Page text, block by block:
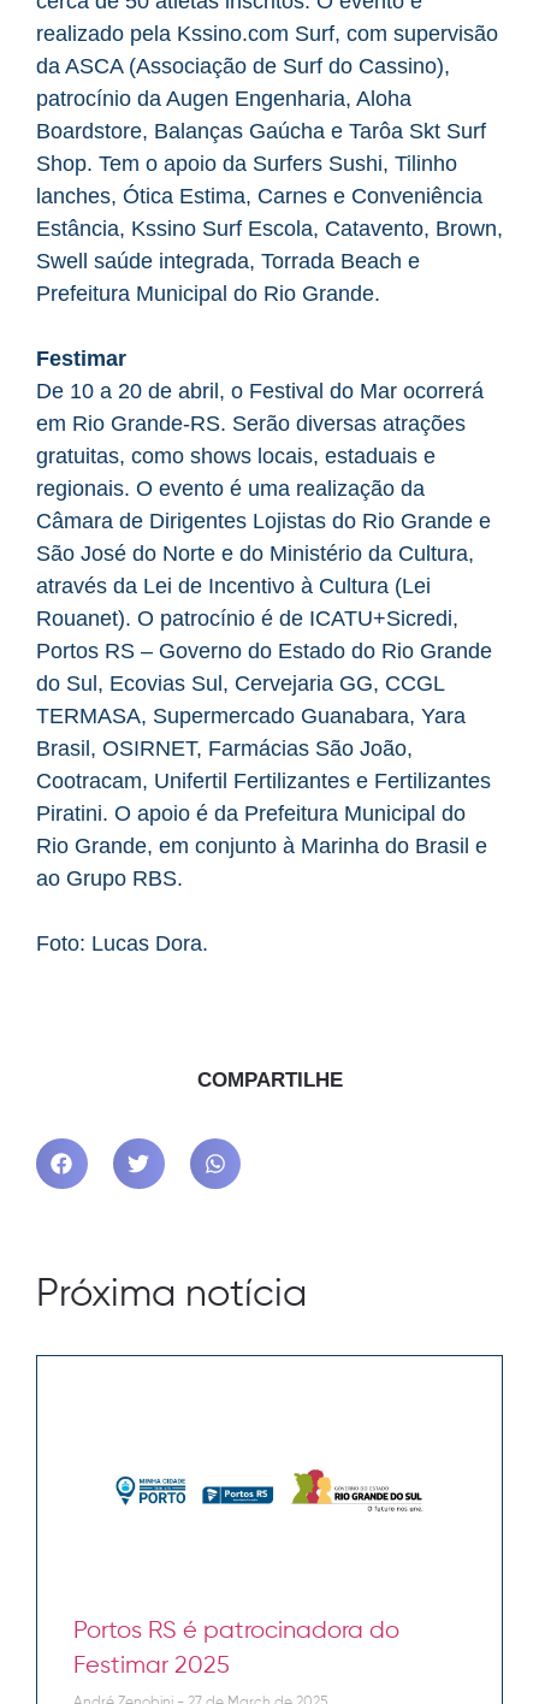
realizado pela Kssino.com Surf, com supervisão
da ASCA (Associação de Surf do Cassino),
patrocínio da Augen Engenharia, Aloha
Boardstore, Balanças Gaúcha e Tarôa Skt Surf
Shop. Tem o apoio da Surfers Sushi, Tilinho
lanches, Ótica Estima, Carnes e Conveniência
Estância, Kssino Surf Escola, Catavento, Brown,
Swell saúde integrada, Torrada Beach e
Prefeitura Municipal do Rio Grande.
Festimar
De 10 a 20 de abril, o Festival do Mar ocorrerá
em Rio Grande-RS. Serão diversas atrações
gratuitas, como shows locais, estaduais e
regionais. O evento é uma realização da
Câmara de Dirigentes Lojistas do Rio Grande e
São José do Norte e do Ministério da Cultura,
através da Lei de Incentivo à Cultura (Lei
Rouanet). O patrocínio é de ICATU+Sicredi,
Portos RS – Governo do Estado do Rio Grande
do Sul, Ecovias Sul, Cervejaria GG, CCGL
TERMASA, Supermercado Guanabara, Yara
Brasil, OSIRNET, Farmácias São João,
Cootracam, Unifertil Fertilizantes e Fertilizantes
Piratini. O apoio é da Prefeitura Municipal do
Rio Grande, em conjunto à Marinha do Brasil e
ao Grupo RBS.
Foto: Lucas Dora.
COMPARTILHE
Próxima notícia
Portos RS é patrocinadora do
Festimar 2025